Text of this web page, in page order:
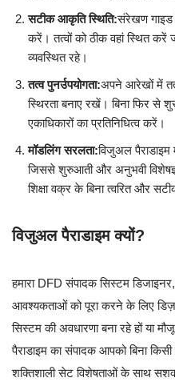
सटीक आकृति स्थिति:संरेखण गाइड
करें। तत्वों को ठीक वहां स्थित
व्यवस्थित रहे।
तत्व पुनर्उपयोगता:अपने आरेखों में
स्थिरता बनाए रखें। बिना फिर से
एकाधिकारों का प्रतिनिधित्व करें।
मॉडलिंग सरलता:विजुअल पैराडाइम
जिससे शुरुआती और अनुभवी
शिक्षा वक्र के बिना त्वरित और
विजुअल पैराडाइम क्यों?
हमारा DFD संपादक सिस्टम
आवश्यकताओं को पूरा करने के लिए
सिस्टम की अवधारणा बना रहे हों या
पैराडाइम का संपादक आपको बिना
शक्तिशाली सेट विशेषताओं के साथ